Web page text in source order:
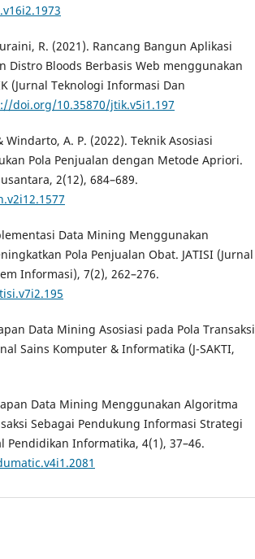
R. (2021). Rancang Bangun Aplikasi
Distro Bloods Berbasis Web menggunakan
(Jurnal Teknologi Informasi Dan
doi.org/10.35870/jtik.v5i1.197
Windarto, A. P. (2022). Teknik Asosiasi
Pola Penjualan dengan Metode Apriori.
2(12), 684–689.
Data Mining Menggunakan
Pola Penjualan Obat. JATISI (Jurnal
Informasi), 7(2), 262–276.
Data Mining Asosiasi pada Pola Transaksi
Sains Komputer & Informatika (J-SAKTI,
Data Mining Menggunakan Algoritma
Sebagai Pendukung Informasi Strategi
Pendidikan Informatika, 4(1), 37–46.